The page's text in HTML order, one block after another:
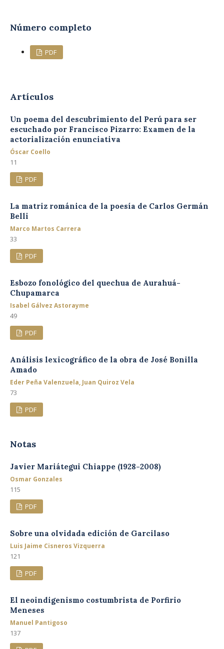
Número completo
PDF
Artículos
Un poema del descubrimiento del Perú para ser
escuchado por Francisco Pizarro: Examen de la
actorialización enunciativa
Óscar Coello
11
PDF
La matriz románica de la poesía de Carlos Germán
Belli
Marco Martos Carrera
33
PDF
Esbozo fonológico del quechua de Aurahuá-
Chupamarca
Isabel Gálvez Astorayme
49
PDF
Análisis lexicográfico de la obra de José Bonilla
Amado
Eder Peña Valenzuela, Juan Quiroz Vela
73
PDF
Notas
Javier Mariátegui Chiappe (1928-2008)
Osmar Gonzales
115
PDF
Sobre una olvidada edición de Garcilaso
Luis Jaime Cisneros Vizquerra
121
PDF
El neoindigenismo costumbrista de Porfirio
Meneses
Manuel Pantigoso
137